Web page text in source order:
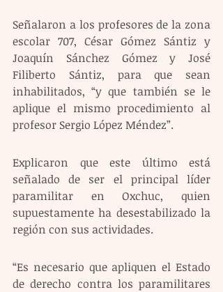
Señalaron a los profesores de la zona
escolar 707, César Gómez Sántiz y
Joaquín Sánchez Gómez y José
Filiberto Sántiz, para que sean
inhabilitados, “y que también se le
aplique el mismo procedimiento al
profesor Sergio López Méndez”.
Explicaron que este último está
señalado de ser el principal líder
paramilitar en Oxchuc, quien
supuestamente ha desestabilizado la
región con sus actividades.
“Es necesario que apliquen el Estado
de derecho contra los paramilitares